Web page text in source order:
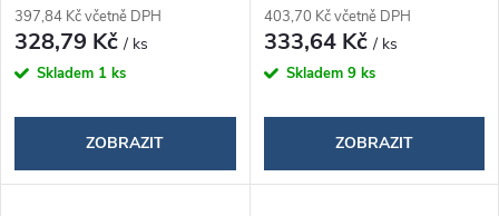
397,84 Kč včetně DPH
328,79 Kč/ ks
Skladem 1 ks
ZOBRAZIT
403,70 Kč včetně DPH
333,64 Kč/ ks
Skladem 9 ks
ZOBRAZIT